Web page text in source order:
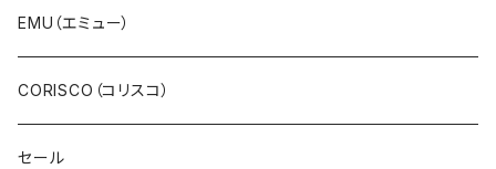
パンツ・ジーンズ
サロペット・サスペンダー・オールインワン
デニム
EMU（エミュー）
CORISCO（コリスコ）
セール